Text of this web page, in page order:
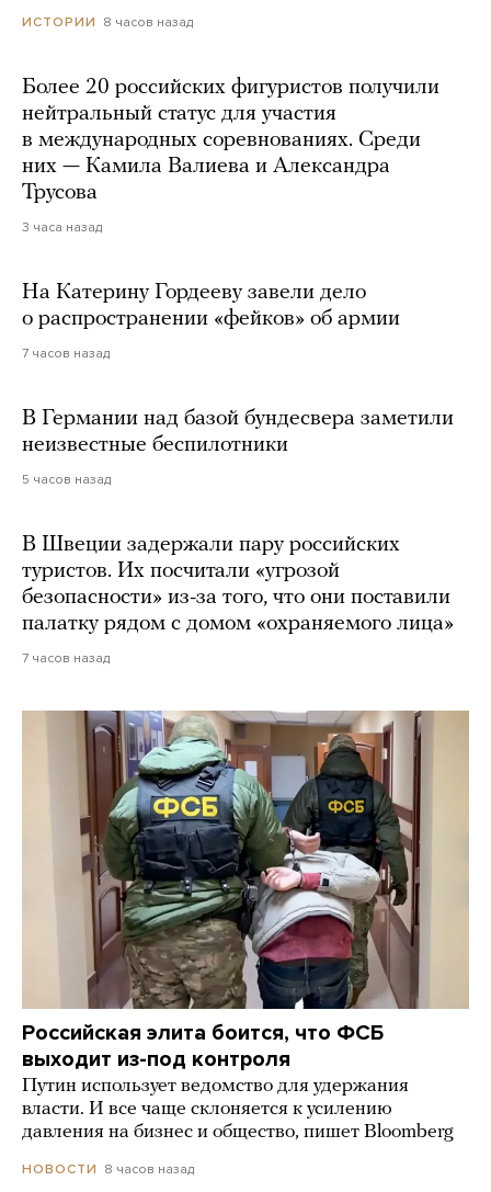
ИСТОРИИ 8 часов назад
Более 20 российских фигуристов получили
нейтральный статус для участия
в международных соревнованиях. Среди
них — Камила Валиева и Александра
Трусова
3 часа назад
На Катерину Гордееву завели дело
о распространении «фейков» об армии
7 часов назад
В Германии над базой бундесвера заметили
неизвестные беспилотники
5 часов назад
В Швеции задержали пару российских
туристов. Их посчитали «угрозой
безопасности» из-за того, что они поставили
палатку рядом с домом «охраняемого лица»
7 часов назад
Российская элита боится, что ФСБ
выходит из-под контроля
Путин использует ведомство для удержания
власти. И все чаще склоняется к усилению
давления на бизнес и общество, пишет Bloomberg
НОВОСТИ 8 часов назад